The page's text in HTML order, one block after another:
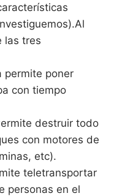
las tres
permite poner
con tiempo
destruir todo
con motores de
etc).
teletransportar
personas en el